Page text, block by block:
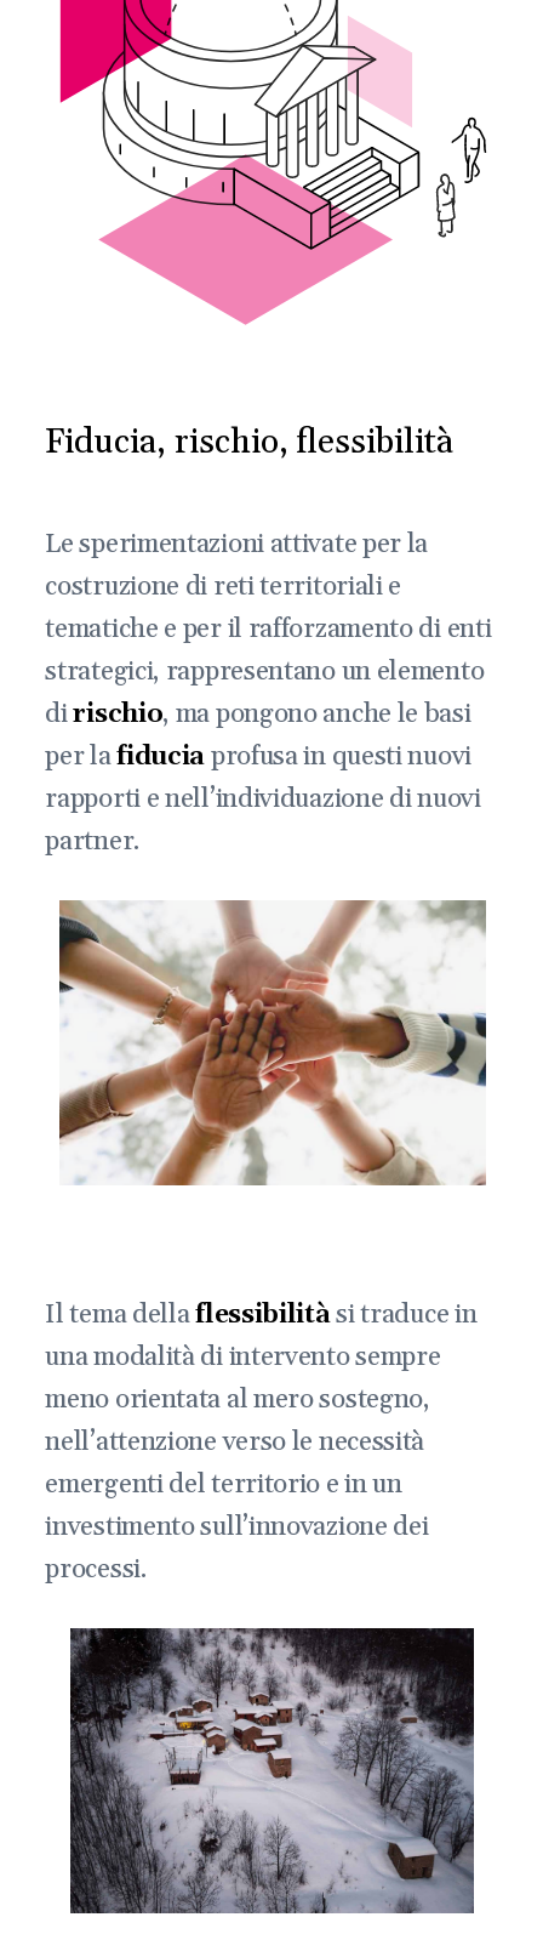
Fiducia, rischio, flessibilità
Le sperimentazioni attivate per la
costruzione di reti territoriali e
tematiche e per il rafforzamento di enti
strategici, rappresentano un elemento
dirischio, ma pongono anche le basi
per lafiduciaprofusa in questi nuovi
rapporti e nell’individuazione di nuovi
partner.
Il tema dellaflessibilitàsi traduce in
una modalità di intervento sempre
meno orientata al mero sostegno,
nell’attenzione verso le necessità
emergenti del territorio e in un
investimento sull’innovazione dei
processi.